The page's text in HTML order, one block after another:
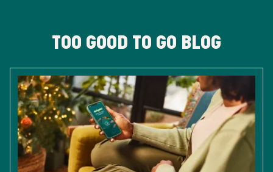
TOO GOOD TO GO BLOG